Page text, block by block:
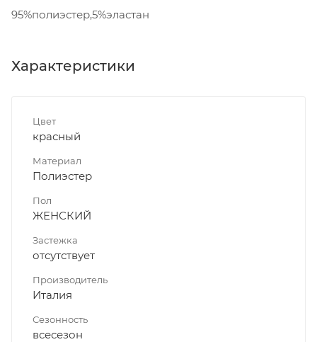
95%полиэстер,5%эластан
Характеристики
Цвет
красный
Материал
Полиэстер
Пол
ЖЕНСКИЙ
Застежка
отсутствует
Производитель
Италия
Сезонность
всесезон